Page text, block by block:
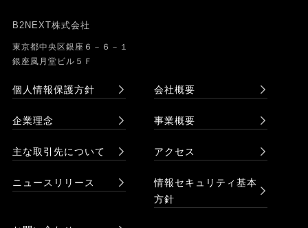
B2NEXT株式会社
東京都中央区銀座６－６－１
銀座風月堂ビル５Ｆ
個人情報保護方針 会社概要
企業理念 事業概要
主な取引先について アクセス
ニュースリリース
情報セキュリティ基本
方針